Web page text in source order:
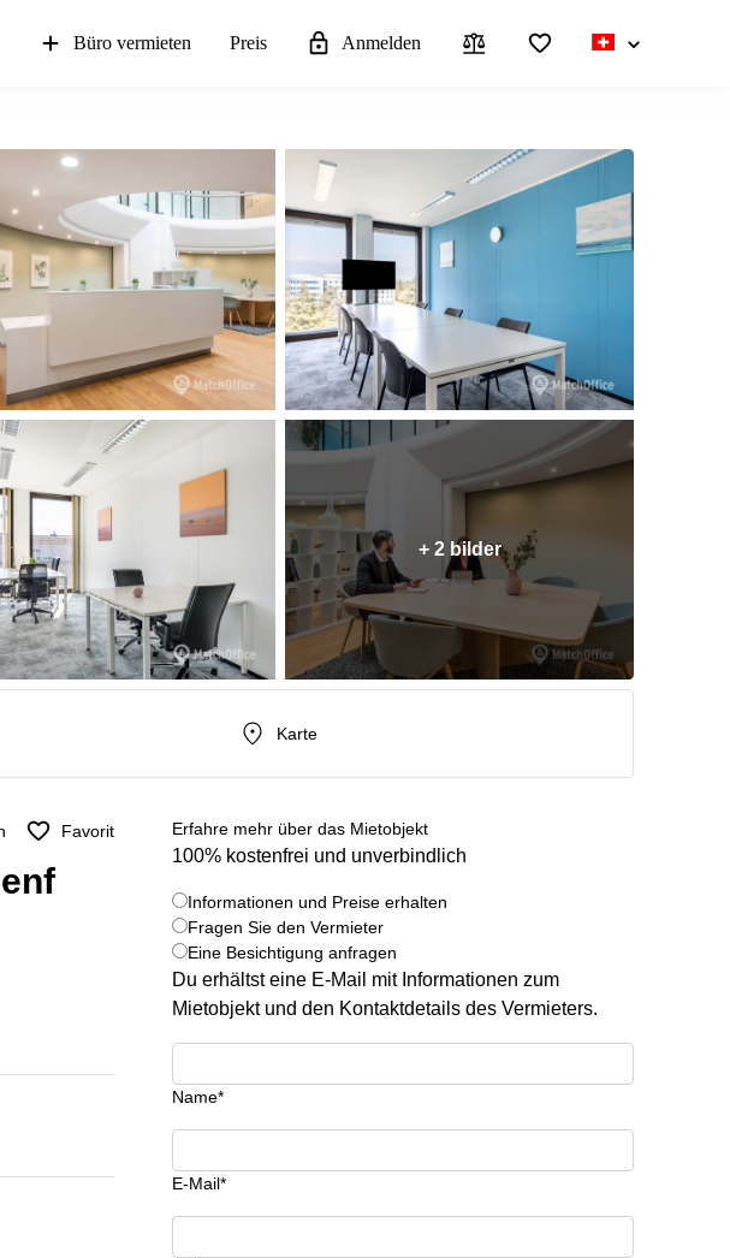
Büro vermieten Preis Anmelden
+ 2 bilder
Karte
Favorit Erfahre mehr über das Mietobjekt
100% kostenfrei und unverbindlich
Informationen und Preise erhalten
Fragen Sie den Vermieter
Eine Besichtigung anfragen
Du erhältst eine E-Mail mit Informationen zum
Mietobjekt und den Kontaktdetails des Vermieters.
Name*
E-Mail*
Informationen und Preise erhalten